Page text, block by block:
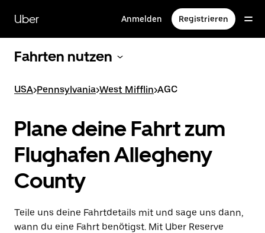
zum
Hauptinhalt
Uber Anmelden Registrieren
Fahrten nutzen
USA>Pennsylvania>West Mifflin>AGC
Plane deine Fahrt zum
Flughafen Allegheny
County
Teile uns deine Fahrtdetails mit und sage uns dann,
wann du eine Fahrt benötigst. Mit Uber Reserve